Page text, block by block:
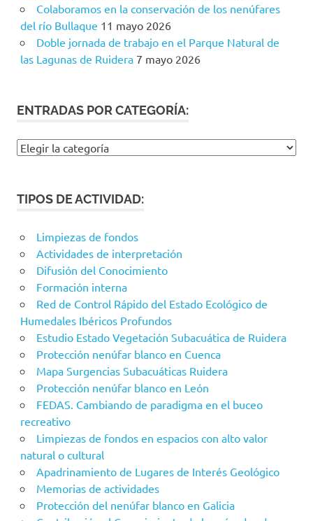
Colaboramos en la conservación de los nenúfares
del río Bullaque 11 mayo 2026
Doble jornada de trabajo en el Parque Natural de
las Lagunas de Ruidera 7 mayo 2026
ENTRADAS POR CATEGORÍA:
Entradas
TIPOS DE ACTIVIDAD:
Limpiezas de fondos
Actividades de interpretación
Difusión del Conocimiento
Formación interna
Red de Control Rápido del Estado Ecológico de
Humedales Ibéricos Profundos
Estudio Estado Vegetación Subacuática de Ruidera
Protección nenúfar blanco en Cuenca
Mapa Surgencias Subacuáticas Ruidera
Protección nenúfar blanco en León
FEDAS. Cambiando de paradigma en el buceo
recreativo
Limpiezas de fondos en espacios con alto valor
natural o cultural
Apadrinamiento de Lugares de Interés Geológico
Memorias de actividades
Protección del nenúfar blanco en Galicia